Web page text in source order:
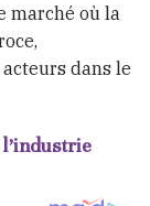
marché où la
dans le